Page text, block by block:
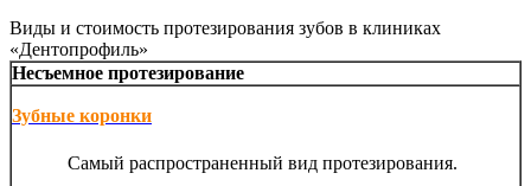
Виды и стоимость протезирования зубов в клиниках
«Дентопрофиль»
Несъемное протезирование
Зубные коронки
Самый распространенный вид протезирования.